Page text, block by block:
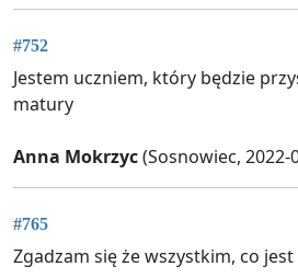
#752
Jestem uczniem, który będzie
matury
Anna Mokrzyc(Sosnowiec, 2022-
#765
Zgadzam się że wszystkim, co